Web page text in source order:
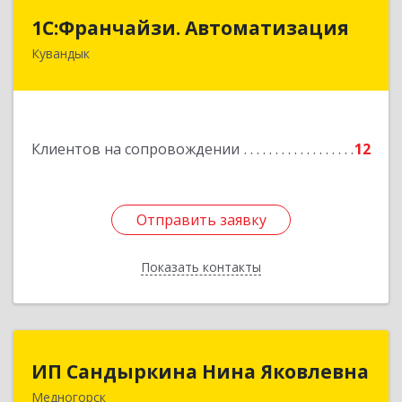
1С:Франчайзи. Автоматизация
Кувандык
Клиентов на сопровождении 12
Отправить заявку
Показать контакты
1С:Франчайзи. Автоматизация
462220, Оренбургская обл, Кувандыкский р-н,
Отправить заявку
Назад
ИП Сандыркина Нина Яковлевна
Медногорск